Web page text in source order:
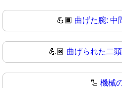
💪🏾 曲げた腕: 中
💪🏿 曲げられた二
🦾 機械